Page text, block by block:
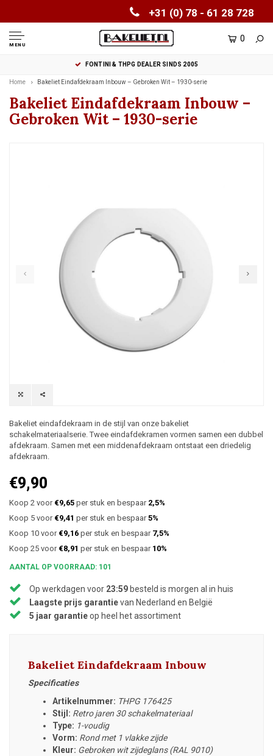
+31 (0) 78 - 61 28 728
MENU
0
FONTINI & THPG DEALER SINDS 2005
Home Bakeliet Eindafdekraam Inbouw – Gebroken Wit – 1930-serie
Bakeliet Eindafdekraam Inbouw –
Gebroken Wit – 1930-serie
Bakeliet eindafdekraam in de stijl van onze bakeliet
schakelmateriaalserie. Twee eindafdekramen vormen samen een dubbel
afdekraam. Samen met een middenafdekraam ontstaat een driedelig
afdekraam.
€9,90
Koop 2 voor €9,65 per stuk en bespaar 2,5%
Koop 5 voor €9,41 per stuk en bespaar5%
Koop 10 voor €9,16 per stuk en bespaar 7,5%
Koop 25 voor €8,91 per stuk en bespaar 10%
AANTAL OP VOORRAAD: 101
Op werkdagen voor 23:59 besteld is morgen al in huis
Laagste prijs garantievan Nederland en België
5 jaar garantieop heel het assortiment
Bakeliet Eindafdekraam Inbouw
Specificaties
Artikelnummer: THPG 176425
Stijl: Retro jaren 30 schakelmateriaal
Type: 1-voudig
Vorm: Rond met 1 vlakke zijde
Kleur: Gebroken wit zijdeglans (RAL 9010)